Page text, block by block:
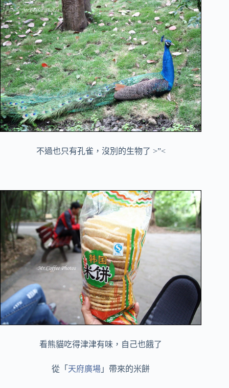
不過也只有孔雀，沒別的生物了 >”<
看熊貓吃得津津有味，自己也餓了
從「 天府廣場 」帶來的米餅